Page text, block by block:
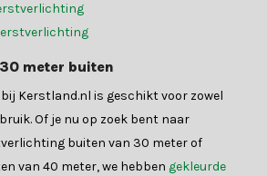
meter buiten
Kerstland.nl is geschikt voor zowel
Of je nu op zoek bent naar
buiten van 30 meter of
van 40 meter, we hebben gekleurde